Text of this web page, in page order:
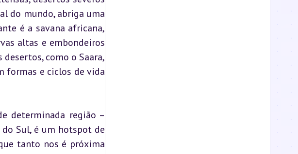
do mundo, abriga uma
é a savana africana,
altas e embondeiros
como o Saara,
formas e ciclos de vida
determinada região –
do Sul, é um hotspot de
tanto nos é próxima